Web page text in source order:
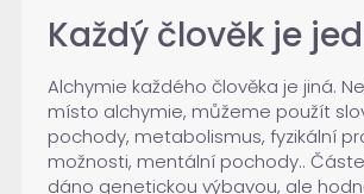
Každý člověk je
Alchymie každého člověka je jiná.
místo alchymie, můžeme použít
pochody, metabolismus, fyzikální
možnosti, mentální pochody..
dáno genetickou výbavou, ale